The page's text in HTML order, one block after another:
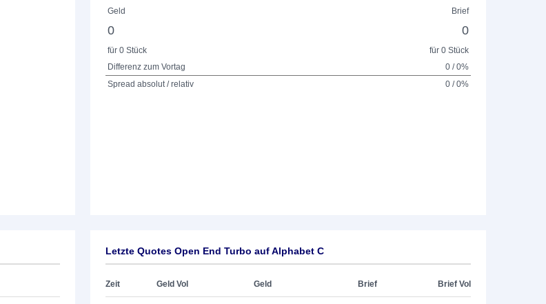
Geld
Brief
0 0
für 0 Stück
für 0 Stück
Differenz zum Vortag
0 / 0%
Spread absolut / relativ
0 / 0%
Letzte Quotes Open End Turbo auf Alphabet C
Zeit Geld Vol Geld Brief Brief Vol